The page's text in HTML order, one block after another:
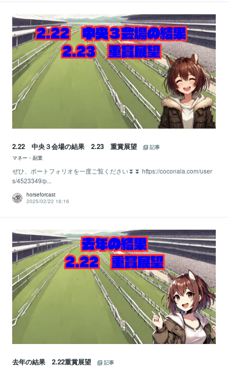
2.22 中央３会場の結果 2.23 重賞展望
記事
マネー・副業
ぜひ、ポートフォリオを一度ご覧ください⏬⏬ https://coconala.com/user
s/4523349/p...
horseforcast
2025/02/22 16:16
去年の結果 2.22重賞展望
記事